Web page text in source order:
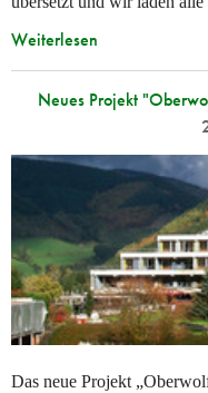
Weiterlesen
Neues Projekt
Das neue Projekt